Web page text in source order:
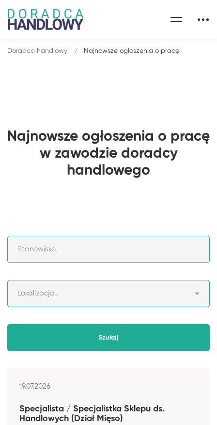
Najnowsze ogłoszenia o pracę
w zawodzie doradcy
handlowego
Doradca handlowy Najnowsze ogłoszenia o pracę
19.07.2026
Specjalista / Specjalistka Sklepu ds.
Handlowych (Dział Mięso)